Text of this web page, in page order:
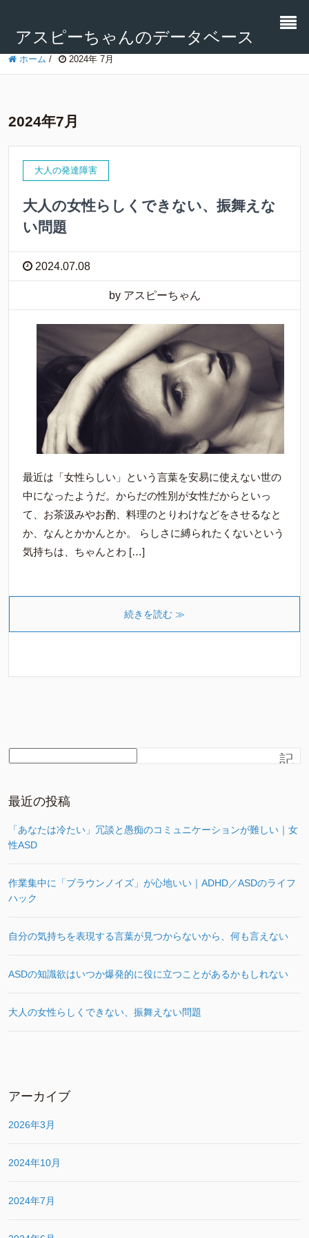
アスピーちゃんのデータベース
ホーム / 2024年 7月
2024年7月
大人の発達障害
大人の女性らしくできない、振舞えな
い問題
2024.07.08
by アスピーちゃん
最近は「女性らしい」という言葉を安易に使えない世の
中になったようだ。からだの性別が女性だからといっ
て、お茶汲みやお酌、料理のとりわけなどをさせるなと
か、なんとかかんとか。 らしさに縛られたくないという
気持ちは、ちゃんとわ […]
続きを読む ≫
記
す
最近の投稿
「あなたは冷たい」冗談と愚痴のコミュニケーションが難しい｜女
性ASD
作業集中に「ブラウンノイズ」が心地いい｜ADHD／ASDのライフ
ハック
自分の気持ちを表現する言葉が見つからないから、何も言えない
ASDの知識欲はいつか爆発的に役に立つことがあるかもしれない
大人の女性らしくできない、振舞えない問題
アーカイブ
2026年3月
2024年10月
2024年7月